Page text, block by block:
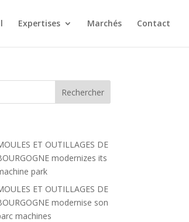
Expertises Marchés Contact
ET OUTILLAGES DE
modernizes its
park
ET OUTILLAGES DE
modernise son
machines